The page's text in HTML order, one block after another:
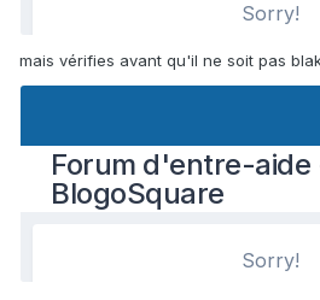
mais vérifies avant qu'il ne soit pas